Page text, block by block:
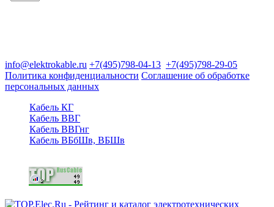
info@elektrokable.ru +7(495)798-04-13 +7(495)798-29-05
Политика конфиденциальности Соглашение об обработке
персональных данных
Кабель КГ
Кабель ВВГ
Кабель ВВГнг
Кабель ВБбШв, ВБШв